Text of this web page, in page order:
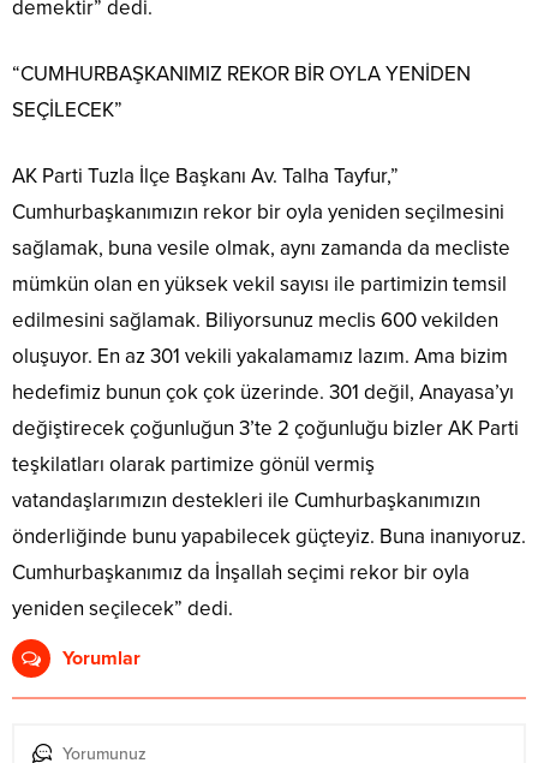
demektir” dedi.
“CUMHURBAŞKANIMIZ REKOR BİR OYLA YENİDEN
SEÇİLECEK”
AK Parti Tuzla İlçe Başkanı Av. Talha Tayfur,”
Cumhurbaşkanımızın rekor bir oyla yeniden seçilmesini
sağlamak, buna vesile olmak, aynı zamanda da mecliste
mümkün olan en yüksek vekil sayısı ile partimizin temsil
edilmesini sağlamak. Biliyorsunuz meclis 600 vekilden
oluşuyor. En az 301 vekili yakalamamız lazım. Ama bizim
hedefimiz bunun çok çok üzerinde. 301 değil, Anayasa’yı
değiştirecek çoğunluğun 3’te 2 çoğunluğu bizler AK Parti
teşkilatları olarak partimize gönül vermiş
vatandaşlarımızın destekleri ile Cumhurbaşkanımızın
önderliğinde bunu yapabilecek güçteyiz. Buna inanıyoruz.
Cumhurbaşkanımız da İnşallah seçimi rekor bir oyla
yeniden seçilecek” dedi.
Yorumlar